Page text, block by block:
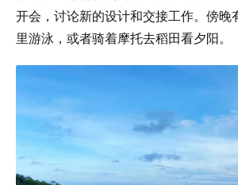
开会，讨论新的设计和交接工作。傍晚
里游泳，或者骑着摩托去稻田看夕阳。